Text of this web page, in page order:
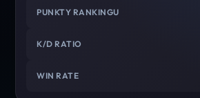
PUNKTY RANKINGU
K/D RATIO
WIN RATE